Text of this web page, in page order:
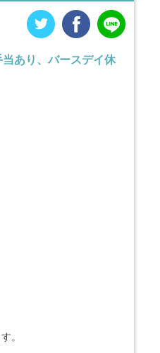
あり、バースデイ休
。